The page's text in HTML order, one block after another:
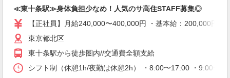
時給1500円〜 ＜日払い有/週払い有/交通費全
支給(ガソリン代含む)＞
北区【最寄駅：東十条駅】
キープ 詳細を見る
職業紹介
≪東十条駅≫身体負担少なめ！人気のサ高住STAFF募集◎
【正社員】月給240,000〜400,000円 ・基本給：200,000円
東京都北区
東十条駅から徒歩圏内//交通費全額支給
シフト制（休憩1h/夜勤は休憩2h） ・8:00〜17:00 ・9:00